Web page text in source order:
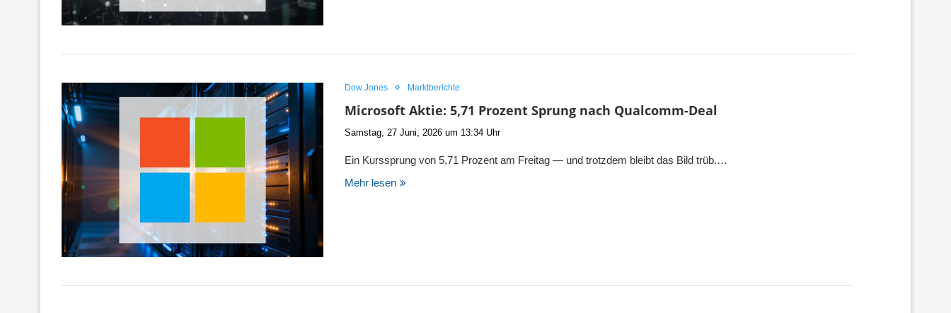
Dow Jones Marktberichte
Microsoft Aktie: 5,71 Prozent Sprung nach Qualcomm-Deal
Samstag, 27 Juni, 2026 um 13:34 Uhr
Ein Kurssprung von 5,71 Prozent am Freitag — und trotzdem bleibt das Bild trüb.…
Mehr lesen